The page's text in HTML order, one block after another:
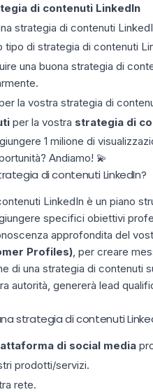
di contenuti LinkedIn
strategia di contenuti
tipo di strategia di contenuti
una buona strategia di
la vostra strategia di
per la vostra strategia di
1 milione di
Andiamo! 💫
di contenuti LinkedIn?
LinkedIn è un piano
specifici obiettivi
approfondita del
Profiles), per creare
di una strategia di contenuti
autorità, genererà lead
strategia di contenuti
di social media
prodotti/servizi.
rete.